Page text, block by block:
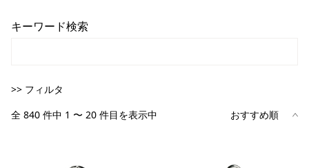
キーワード検索
>> フィルタ
全 840 件中 1 〜 20 件目を表示中